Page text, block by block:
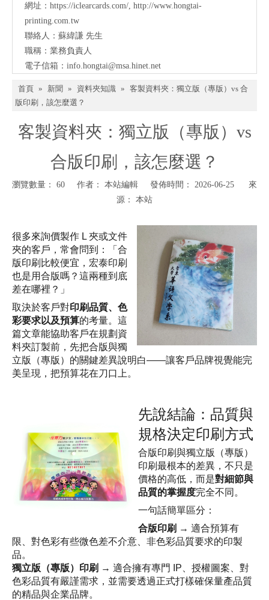
網址： https://iclearcards.com/ http://www.hongtai-
printing.com.tw
聯絡人：蘇緯謙 先生
職稱：業務負責人
電子信箱： info.hongtai@msa.hinet.net
首頁 » 新聞 » 資料夾知識 » 客製資料夾：獨立版（專版）vs 合
版印刷，該怎麼選？
客製資料夾：獨立版（專版）vs
合版印刷，該怎麼選？
瀏覽數量： 60 作者： 本站編輯 發佈時間： 2026-06-25 來
源： 本站
很多來詢價製作 L 夾或文件
夾的客戶，常會問到：「合
版印刷比較便宜，宏泰印刷
也是用合版嗎？這兩種到底
差在哪裡？」
取決於客戶對印刷品質、色
彩要求以及預算的考量。這
篇文章能協助客戶在規劃資
料夾訂製前，先把合版與獨
立版（專版）的關鍵差異說明白——讓客戶品牌視覺能完
美呈現，把預算花在刀口上。
先說結論：品質與
規格決定印刷方式
合版印刷與獨立版（專版）
印刷最根本的差異，不只是
價格的高低，而是對細節與
品質的掌握度完全不同。
一句話簡單區分：
合版印刷 → 適合預算有
限、對色彩有些微色差不介意、非色彩品質要求的印製
品。
獨立版（專版）印刷 → 適合擁有專門 IP、授權圖案、對
色彩品質有嚴謹需求，並需要透過正式打樣確保量產品質
的精品與企業品牌。